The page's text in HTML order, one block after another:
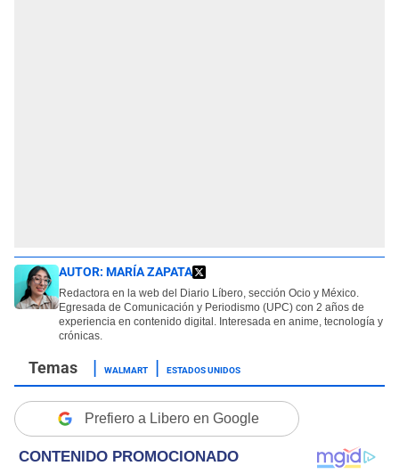
AUTOR: MARÍA ZAPATA
Redactora en la web del Diario Líbero, sección Ocio y México.
Egresada de Comunicación y Periodismo (UPC) con 2 años de
experiencia en contenido digital. Interesada en anime, tecnología y
crónicas.
WALMART ESTADOS UNIDOS
Prefiero a Libero en Google